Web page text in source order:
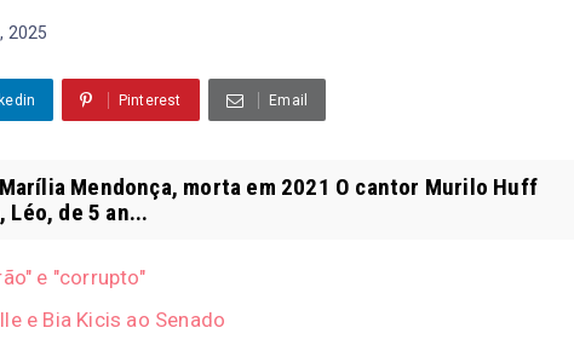
2025
Pinterest Email
Mendonça, morta em 2021 O cantor Murilo Huff
de 5 an...
e "corrupto"
e Bia Kicis ao Senado